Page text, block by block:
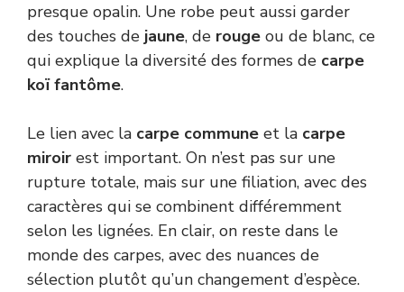
presque opalin. Une robe peut aussi garder
des touches de jaune, de rouge ou de blanc, ce
qui explique la diversité des formes de carpe
koï fantôme.
Le lien avec la carpe commune et la carpe
miroir est important. On n’est pas sur une
rupture totale, mais sur une filiation, avec des
caractères qui se combinent différemment
selon les lignées. En clair, on reste dans le
monde des carpes, avec des nuances de
sélection plutôt qu’un changement d’espèce.